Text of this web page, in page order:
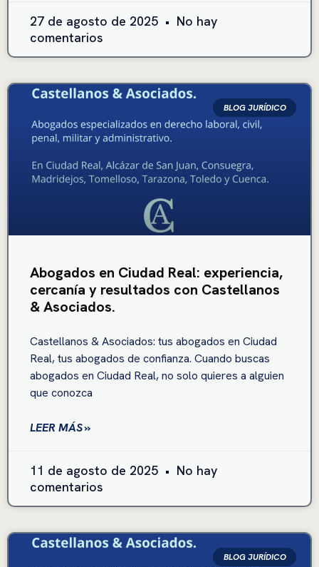
27 de agosto de 2025
No hay
comentarios
BLOG JURÍDICO
Abogados en Ciudad Real: experiencia,
cercanía y resultados con Castellanos
& Asociados.
Castellanos & Asociados: tus abogados en Ciudad
Real, tus abogados de confianza. Cuando buscas
abogados en Ciudad Real, no solo quieres a alguien
que conozca
LEER MÁS »
11 de agosto de 2025
No hay
comentarios
BLOG JURÍDICO